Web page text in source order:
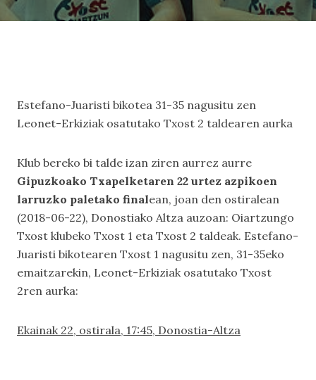
Estefano-Juaristi bikotea 31-35 nagusitu zen
Leonet-Erkiziak osatutako Txost 2 taldearen aurka
Klub bereko bi talde izan ziren aurrez aurre
Gipuzkoako Txapelketaren 22 urtez azpikoen
larruzko paletako finalean, joan den ostiralean
(2018-06-22), Donostiako Altza auzoan: Oiartzungo
Txost klubeko Txost 1 eta Txost 2 taldeak. Estefano-
Juaristi bikotearen Txost 1 nagusitu zen, 31-35eko
emaitzarekin, Leonet-Erkiziak osatutako Txost
2ren aurka:
Ekainak 22, ostirala, 17:45, Donostia-Altza